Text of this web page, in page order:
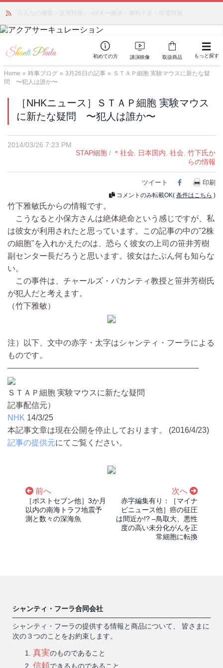
「みんなの備蓄・災害対策」 vol.4 〜断水・燃料不足・停電対策
かつて愛されていた人気商品が復活！夏場に活躍するジェルクリーム「アク
アサーキュレーション」💖🏖️ 8月末までの購入でポイント還元も✨
初めての方 講演映像 取扱商品 もっと探す
Home » 時事ブログ » 3月26日の記事 » ＳＴＡＰ細胞 実験マウスに新たな疑
問 〜犯人は誰か〜
［NHKニュース］ＳＴＡＰ細胞 実験マウス
に新たな疑問 〜犯人は誰か〜
2014/03/26 7:23 PM
STAP細胞 / ＊社会 日本国内 社会 竹下氏か
らの情報
ツイート Facebook
印刷
コメントのみ転載OK( 条件はこちら )
竹下雅敏氏からの情報です。
こうなると小保方さんは絶体絶命という感じですが、私
は彼女が利用されたと思っています。この記事の中の"2株
の細胞"を入れかえたのは、恐らく彼女の上司の笹井芳樹
副センター長だろうと思います。彼女はたぶん何も知らな
い。
この事件は、チャールズ・バカンティ教授と笹井芳樹氏
が犯人だと考えます。
（竹下雅敏）
注）以下、文中の赤字・太字はシャンティ・フーラによる
ものです。
————————————————————————
ＳＴＡＰ細胞 実験マウスに新たな疑問
記事配信元）
NHK 14/3/25
本記事文章は現在公開を停止しております。 (2016/4/23)
記事の提供元にてご覧ください。
前へ
［ポストセブン他］3か月
以内の南海トラフ地震予
測と数々の深海魚
次へ
赤字編集有り：［マイナ
ビニュース他］癌の征圧
は間近か!? –鳥取大、悪性
度の高い未分化がんを正
常細胞に転換
シャンティ・フーラ合同会社
シャンティ・フーラの提供する情報と商品について、 皆さまに
次の３つのことをお約束します。
真実のものであること
信頼できるものであること